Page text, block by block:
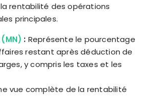
rentabilité des opérations
principales.
: Représente le pourcentage
restant après déduction de
y compris les taxes et les
vue complète de la rentabilité